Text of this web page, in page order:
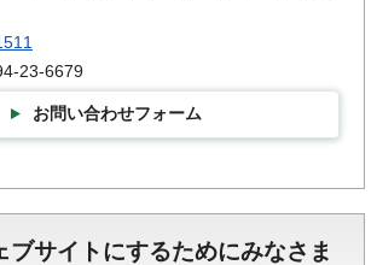
23-6679
お問い合わせフォーム
ブサイトにするためにみなさま